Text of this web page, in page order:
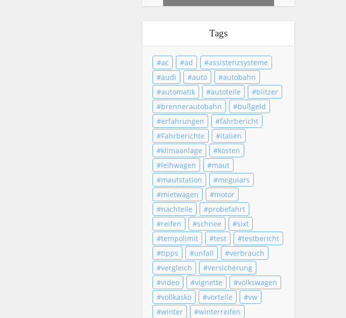
Tags
ac ad
assistenzsysteme
audi
auto
autobahn
automatik
autoteile
blitzer
brennerautobahn
bußgeld
erfahrungen
fahrbericht
Fahrberichte
italien
klimaanlage
kosten
leihwagen
maut
mautstation
meguiars
mietwagen
motor
nachteile
probefahrt
reifen
schnee
sixt
tempolimit
test
testbericht
tipps
unfall
verbrauch
vergleich
versicherung
video
vignette
volkswagen
vollkasko
vorteile
vw
winter
winterreifen